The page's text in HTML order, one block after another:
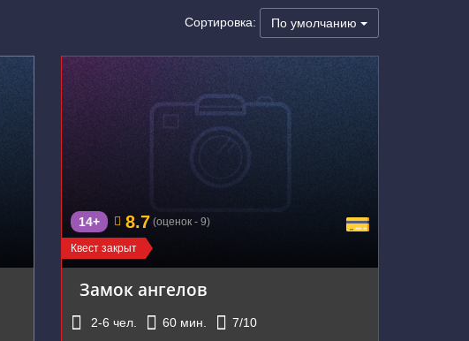
Сортировка: По умолчанию
Квест закрыт
14+ 8.7 (оценок - 9)
Замок ангелов
2-6 чел. 60 мин. 7/10